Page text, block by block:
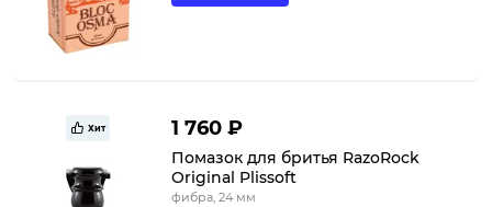
Хит 1 760 ₽
Помазок для бритья RazoRock
Original Plissoft
фибра, 24 мм